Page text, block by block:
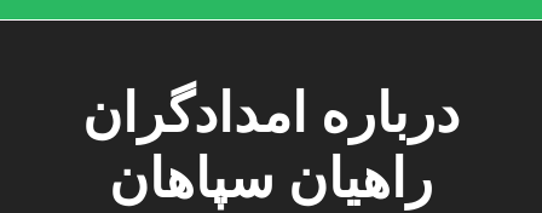
درباره امدادگران
راهیان سپاهان